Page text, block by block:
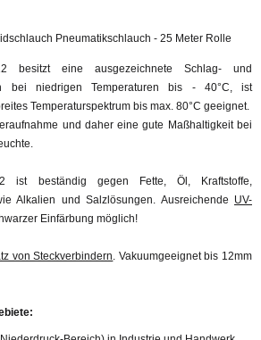
Pneumatikschlauch - 25 Meter Rolle
besitzt eine ausgezeichnete Schlag- und
bei niedrigen Temperaturen bis - 40°C, ist
Temperaturspektrum bis max. 80°C geeignet.
und daher eine gute Maßhaltigkeit bei
ist beständig gegen Fette, Öl, Kraftstoffe,
Alkalien und Salzlösungen. Ausreichende UV-
Einfärbung möglich!
von Steckverbindern. Vakuumgeeignet bis 12mm